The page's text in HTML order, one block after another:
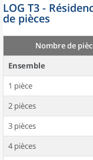
LOG T3 -
de pièces
Nombre de
Ensemble
1 pièce
2 pièces
3 pièces
4 pièces